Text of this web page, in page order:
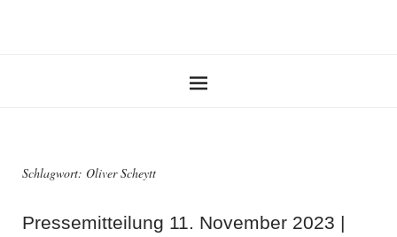
Schlagwort: Oliver Scheytt
Pressemitteilung 11. November 2023 |